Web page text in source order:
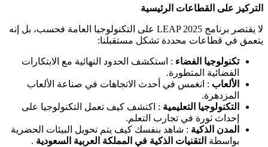
التركيز على القطاعات الرئيسية
لا يقتصر برنامج LEAP 2025 على التكنولوجيا العامة فحسب، بل إنه
يتعمق في قطاعات محددة تشكل مستقبلنا:
تكنولوجيا الفضاء : استكشف الحدود النهائية مع الابتكارات
الفضائية المتطورة.
الألعاب : انغمس في أحدث الاتجاهات في صناعة الألعاب
المزدهرة.
التكنولوجيا التعليمية : اكتشف كيف تعمل التكنولوجيا على
إحداث ثورة في تجارب التعلم.
المدن الذكية : شاهد بنفسك كيف يتم تحويل البيئات الحضرية
بواسطة التقنيات الذكية في المملكة العربية السعودية .